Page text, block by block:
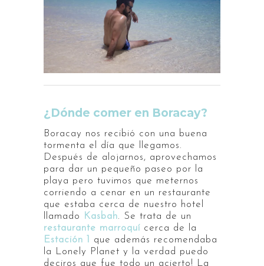
¿Dónde comer en Boracay?
Boracay nos recibió con una buena
tormenta el día que llegamos.
Después de alojarnos, aprovechamos
para dar un pequeño paseo por la
playa pero tuvimos que meternos
corriendo a cenar en un restaurante
que estaba cerca de nuestro hotel
llamado
Kasbah. Se trata de un
restaurante marroquí cerca de la
Estación 1
que además recomendaba
la Lonely Planet y la verdad puedo
deciros que fue todo un acierto! La